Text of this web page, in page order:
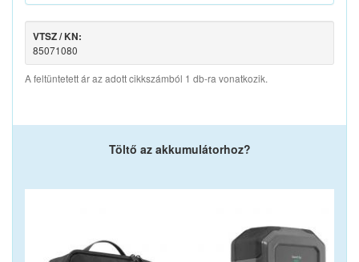
VTSZ / KN:
85071080
A feltüntetett ár az adott cikkszámból 1 db-ra vonatkozik.
Töltő az akkumulátorhoz?